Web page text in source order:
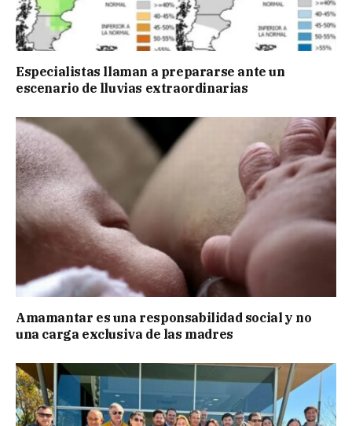
Especialistas llaman a prepararse ante un
escenario de lluvias extraordinarias
Amamantar es una responsabilidad social y no
una carga exclusiva de las madres